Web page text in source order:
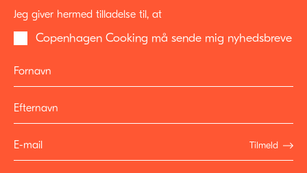
Jeg giver hermed tilladelse til, at
Copenhagen Cooking må sende mig nyhedsbreve
Tilmeld